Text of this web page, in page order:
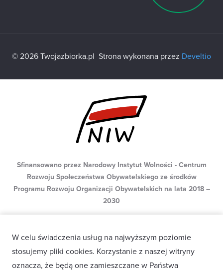
W celu świadczenia usług na najwyższym poziomie
stosujemy pliki cookies. Korzystanie z naszej witryny
oznacza, że będą one zamieszczane w Państwa
© 2026 Twojazbiorka.pl Strona wykonana przez Develtio
Sfinansowano przez Narodowy Instytut Wolności - Centrum
Rozwoju Społeczeństwa Obywatelskiego ze środków
Programu Rozwoju Organizacji Obywatelskich na lata 2018 –
2030